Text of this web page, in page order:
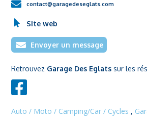
contact@garagedeseglats.com
Site web
Envoyer un message
Retrouvez Garage Des Eglats sur les
Auto / Moto / Camping/Car / Cycles ,